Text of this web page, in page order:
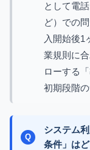
として電
ど）での
入開始後1
業規則に
ローする
初期段階
システム
条件」は